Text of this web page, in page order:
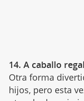
14. A caballo
Otra forma
hijos, pero esta